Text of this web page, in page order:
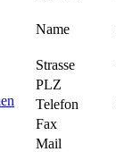
Name
Strasse
PLZ
Telefon
Fax
Mail